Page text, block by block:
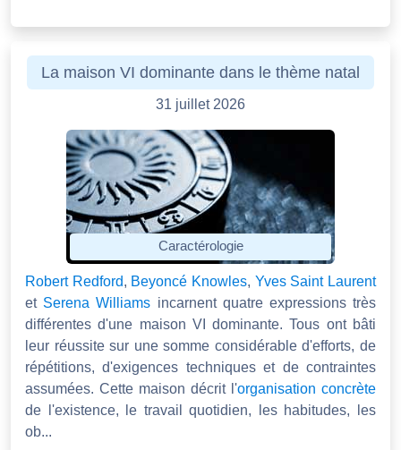
La maison VI dominante dans le thème natal
31 juillet 2026
Caractérologie
Robert Redford, Beyoncé Knowles, Yves Saint Laurent
et Serena Williams incarnent quatre expressions très
différentes d'une maison VI dominante. Tous ont bâti
leur réussite sur une somme considérable d'efforts, de
répétitions, d'exigences techniques et de contraintes
assumées. Cette maison décrit l'organisation concrète
de l'existence, le travail quotidien, les habitudes, les
ob...